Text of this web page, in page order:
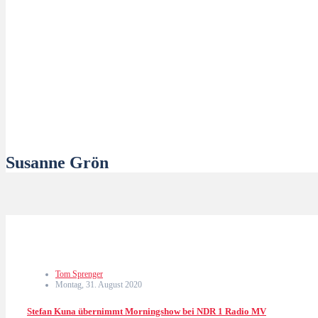
Susanne Grön
Tom Sprenger
Montag, 31. August 2020
Stefan Kuna übernimmt Morningshow bei NDR 1 Radio MV